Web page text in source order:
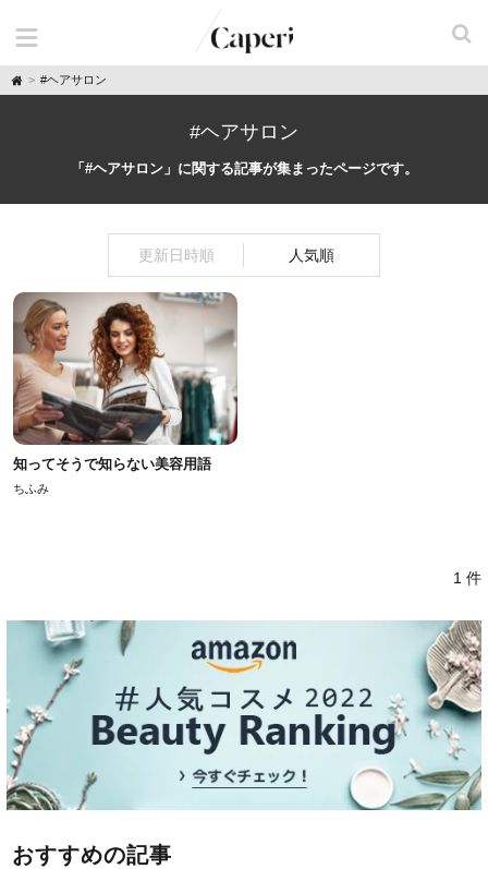
H
o
#ヘアサロン
#ヘアサロン
「#ヘアサロン」に関する記事が集まったページです。
更新日時順 人気順
知ってそうで知らない美容用語
ちふみ
1 件
おすすめの記事